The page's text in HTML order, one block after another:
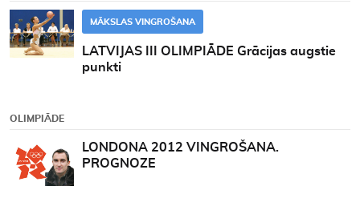
MĀKSLAS VINGROŠANA
LATVIJAS III OLIMPIĀDE Grācijas augstie
punkti
OLIMPIĀDE
LONDONA 2012 VINGROŠANA.
PROGNOZE